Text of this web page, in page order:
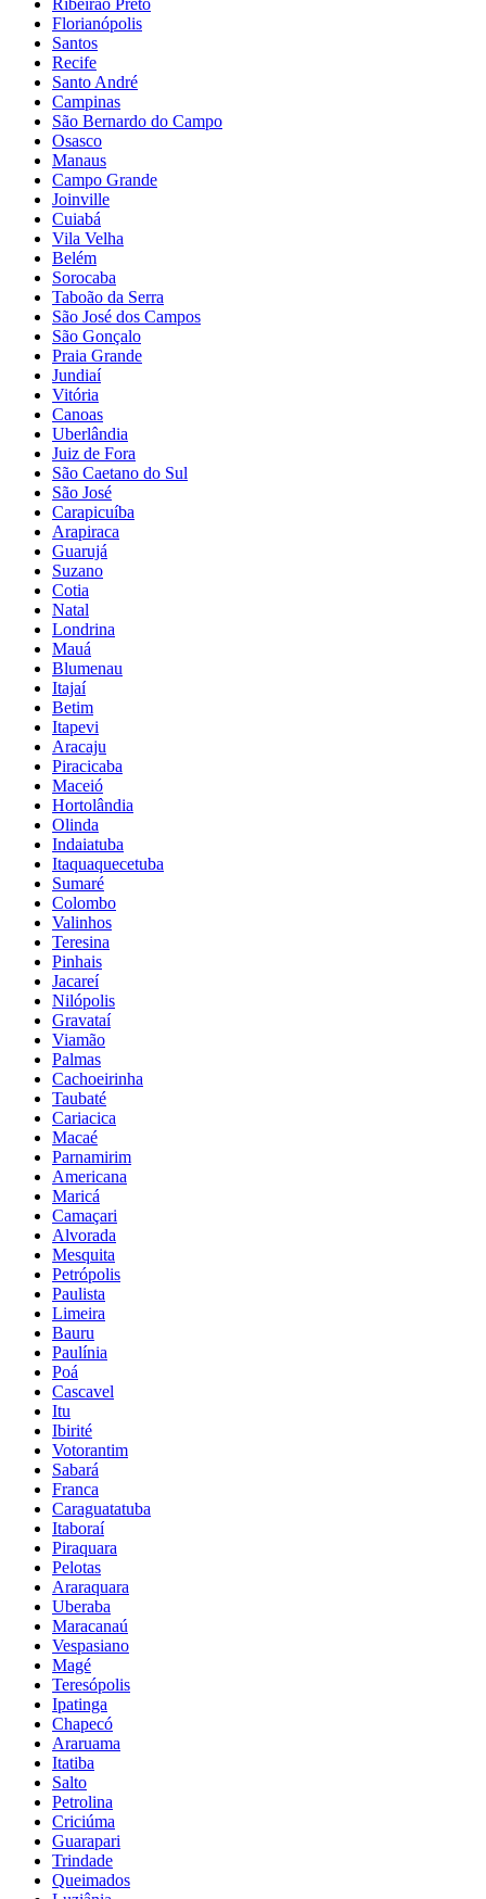
Florianópolis
Santos
Recife
Santo André
Campinas
São Bernardo do Campo
Osasco
Manaus
Campo Grande
Joinville
Cuiabá
Vila Velha
Belém
Sorocaba
Taboão da Serra
São José dos Campos
São Gonçalo
Praia Grande
Jundiaí
Vitória
Canoas
Uberlândia
Juiz de Fora
São Caetano do Sul
São José
Carapicuíba
Arapiraca
Guarujá
Suzano
Cotia
Natal
Londrina
Mauá
Blumenau
Itajaí
Betim
Itapevi
Aracaju
Piracicaba
Maceió
Hortolândia
Olinda
Indaiatuba
Itaquaquecetuba
Sumaré
Colombo
Valinhos
Teresina
Pinhais
Jacareí
Nilópolis
Gravataí
Viamão
Palmas
Cachoeirinha
Taubaté
Cariacica
Macaé
Parnamirim
Americana
Maricá
Camaçari
Alvorada
Mesquita
Petrópolis
Paulista
Limeira
Bauru
Paulínia
Poá
Cascavel
Itu
Ibirité
Votorantim
Sabará
Franca
Caraguatatuba
Itaboraí
Piraquara
Pelotas
Araraquara
Uberaba
Maracanaú
Vespasiano
Magé
Teresópolis
Ipatinga
Chapecó
Araruama
Itatiba
Salto
Petrolina
Criciúma
Guarapari
Trindade
Queimados